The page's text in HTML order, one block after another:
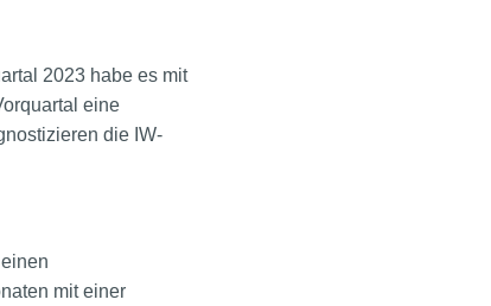
2023 habe es mit
eine
die IW-
mit einer